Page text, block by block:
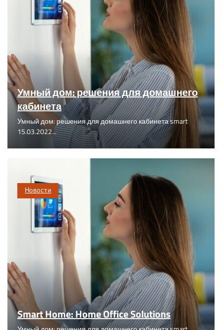
Умный дом: решения для домашнего
кабинета
Умный дом: решения для домашнего кабинета smart
15.03.2022...
Новости
Smart Home: Home Office Solutions